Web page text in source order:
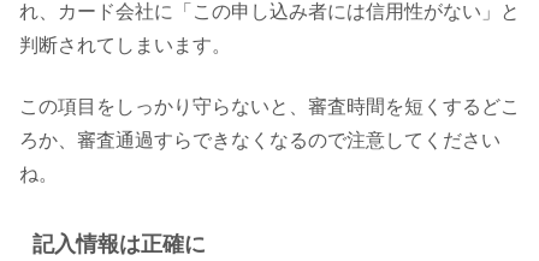
れ、カード会社に「この申し込み者には信用性がない」と
判断されてしまいます。
この項目をしっかり守らないと、審査時間を短くするどこ
ろか、審査通過すらできなくなるので注意してください
ね。
記入情報は正確に